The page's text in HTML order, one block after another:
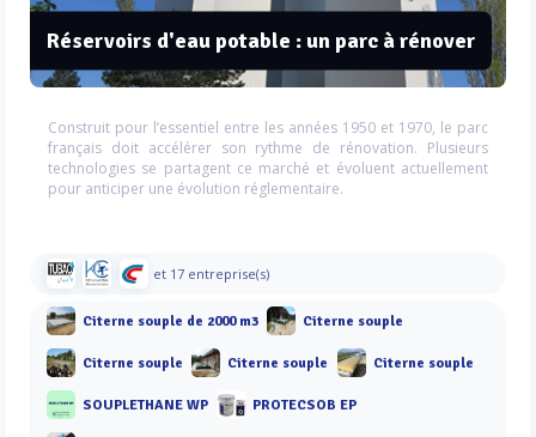
Réservoirs d'eau potable : un parc à rénover
Construit pour l’essentiel entre les années 1950 et 1970, le parc
français doit accélérer son rythme de rénovation. Plusieurs
technologies se partagent ce marché et évoluent actuellement
pour anticiper une évolution réglementaire.
et 17 entreprise(s)
Citerne souple de 2000 m3 Citerne souple
Citerne souple Citerne souple Citerne souple
SOUPLETHANE WP PROTECSOB EP